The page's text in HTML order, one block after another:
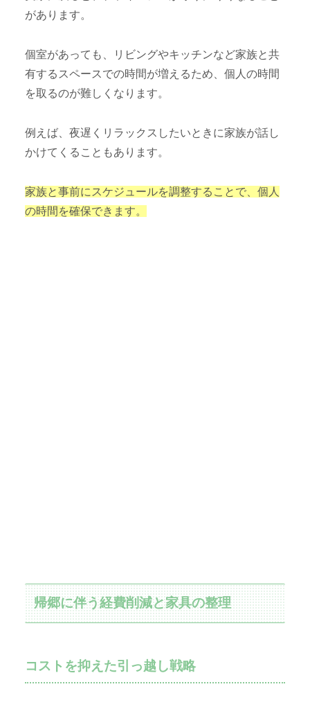
があります。
個室があっても、リビングやキッチンなど家族と共
有するスペースでの時間が増えるため、個人の時間
を取るのが難しくなります。
例えば、夜遅くリラックスしたいときに家族が話し
かけてくることもあります。
家族と事前にスケジュールを調整することで、個人
の時間を確保できます。
帰郷に伴う経費削減と家具の整理
コストを抑えた引っ越し戦略